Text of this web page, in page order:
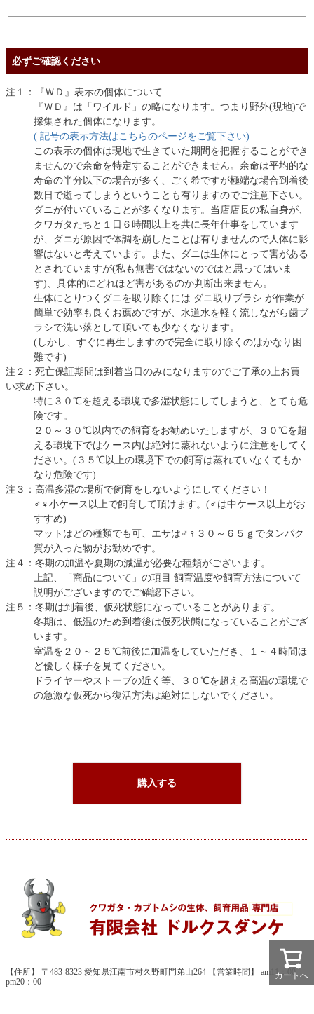
必ずご確認ください
注１：『ＷＤ』表示の個体について
『ＷＤ』は「ワイルド」の略になります。つまり野外(現地)で
採集された個体になります。
( 記号の表示方法はこちらのページをご覧下さい)
この表示の個体は現地で生きていた期間を把握することができ
ませんので余命を特定することができません。余命は平均的な
寿命の半分以下の場合が多く、ごく希ですが極端な場合到着後
数日で逝ってしまうということも有りますのでご注意下さい。
ダニが付いていることが多くなります。当店店長の私自身が、
クワガタたちと１日６時間以上を共に長年仕事をしています
が、ダニが原因で体調を崩したことは有りませんので人体に影
響はないと考えています。また、ダニは生体にとって害がある
とされていますが(私も無害ではないのではと思ってはいま
す)、具体的にどれほど害があるのか判断出来ません。
生体にとりつくダニを取り除くには ダニ取りブラシ が作業が
簡単で効率も良くお薦めですが、水道水を軽く流しながら歯ブ
ラシで洗い落として頂いても少なくなります。
(しかし、すぐに再生しますので完全に取り除くのはかなり困
難です)
注２：死亡保証期間は到着当日のみになりますのでご了承の上お買
い求め下さい。
特に３０℃を超える環境で多湿状態にしてしまうと、とても危
険です。
２０～３０℃以内での飼育をお勧めいたしますが、３０℃を超
える環境下ではケース内は絶対に蒸れないように注意をしてく
ださい。(３５℃以上の環境下での飼育は蒸れていなくてもか
なり危険です)
注３：高温多湿の場所で飼育をしないようにしてください！
♂♀小ケース以上で飼育して頂けます。(♂は中ケース以上がお
すすめ)
マットはどの種類でも可、エサは♂♀３０～６５ｇでタンパク
質が入った物がお勧めです。
注４：冬期の加温や夏期の減温が必要な種類がございます。
上記、「商品について」の項目 飼育温度や飼育方法について
説明がございますのでご確認下さい。
注５：冬期は到着後、仮死状態になっていることがあります。
冬期は、低温のため到着後は仮死状態になっていることがござ
います。
室温を２０～２５℃前後に加温をしていただき、１～４時間ほ
ど優しく様子を見てください。
ドライヤーやストーブの近く等、３０℃を超える高温の環境で
の急激な仮死から復活方法は絶対にしないでください。
購入する
【住所】 〒483-8323 愛知県江南市村久野町門弟山264 【営業時間】 am11：00 -
pm20：00
カートへ